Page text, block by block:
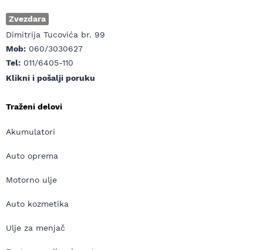
Zvezdara
Dimitrija Tucovića br. 99
Mob: 060/3030627
Tel: 011/6405-110
Klikni i pošalji poruku
Traženi delovi
Akumulatori
Auto oprema
Motorno ulje
Auto kozmetika
Ulje za menjač